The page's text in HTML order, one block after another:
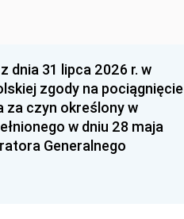
dnia 31 lipca 2026 r. w
zgody na pociągnięcie
za czyn określony w
w dniu 28 maja
Generalnego